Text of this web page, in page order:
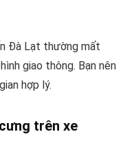
Đà Lạt thường mất
giao thông. Bạn nên
hợp lý.
trên xe